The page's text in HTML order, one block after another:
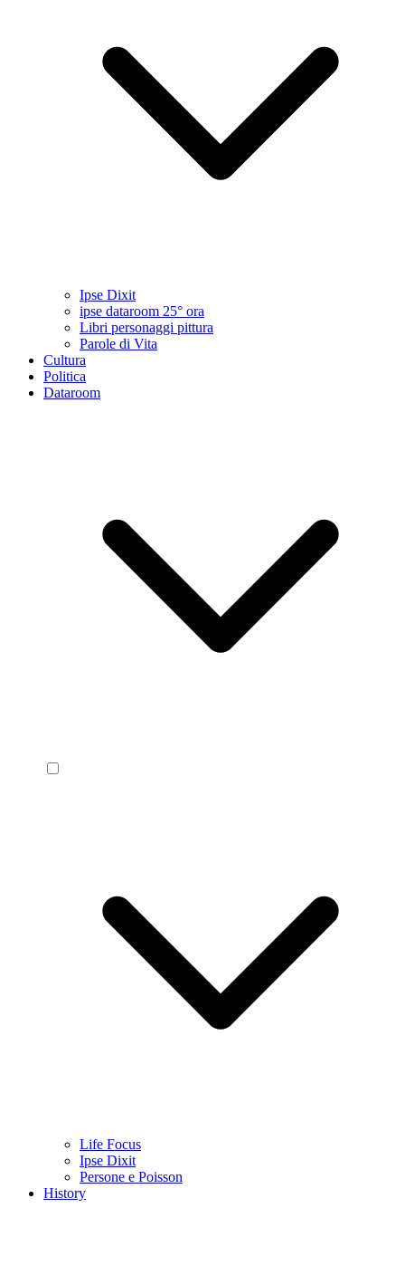
Ipse Dixit
ipse dataroom 25° ora
Libri personaggi pittura
Parole di Vita
Cultura
Politica
Dataroom
Life Focus
Ipse Dixit
Persone e Poisson
History